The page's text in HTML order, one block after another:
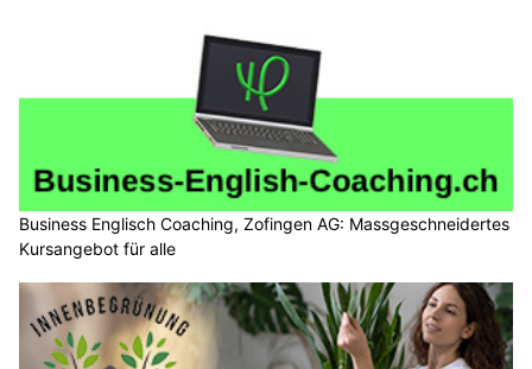
Business Englisch Coaching, Zofingen AG: Massgeschneidertes
Kursangebot für alle